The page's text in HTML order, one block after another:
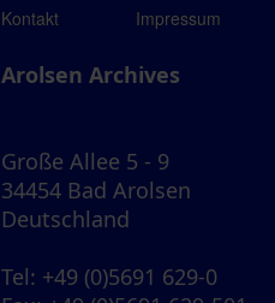
Kontakt Impressum
Arolsen Archives
Große Allee 5 - 9
34454 Bad Arolsen
Deutschland
Tel: +49 (0)5691 629-0